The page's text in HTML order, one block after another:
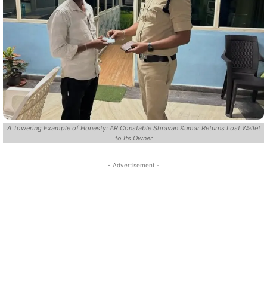
A Towering Example of Honesty: AR Constable Shravan Kumar Returns Lost Wallet
to Its Owner
- Advertisement -